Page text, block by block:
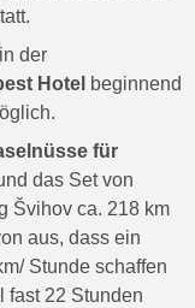
der
Hotel beginnend
für
das Set von
Švihov ca. 218 km
aus, dass ein
Stunde schaffen
fast 22 Stunden